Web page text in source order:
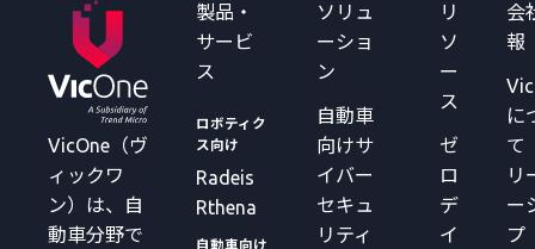
VicOne（ヴ
ィックワ
ン）は、自
動車分野で
製品・
サービ
ス
ロボティク
ス向け
Radeis
Rthena
自動車向け
ソリュ
ーショ
ン
自動車
向けサ
イバー
セキュ
リティ
リ
ソ
ー
ス
ゼ
ロ
デ
イ
会
報
に
て
リ
ー
プ